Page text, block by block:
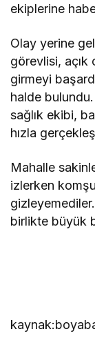
ekiplerine
Olay yerine
görevlisi, açık
girmeyi
halde
sağlık ekibi,
hızla
Mahalle
izlerken
birlikte büyük